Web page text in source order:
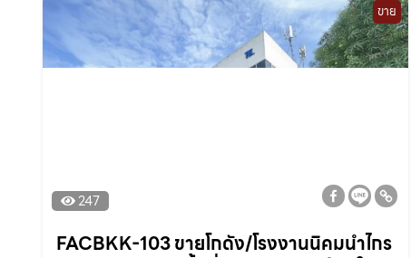
ขาย
247
FACBKK-103 ขายโกดัง/โรงงานนิคมนำไกร